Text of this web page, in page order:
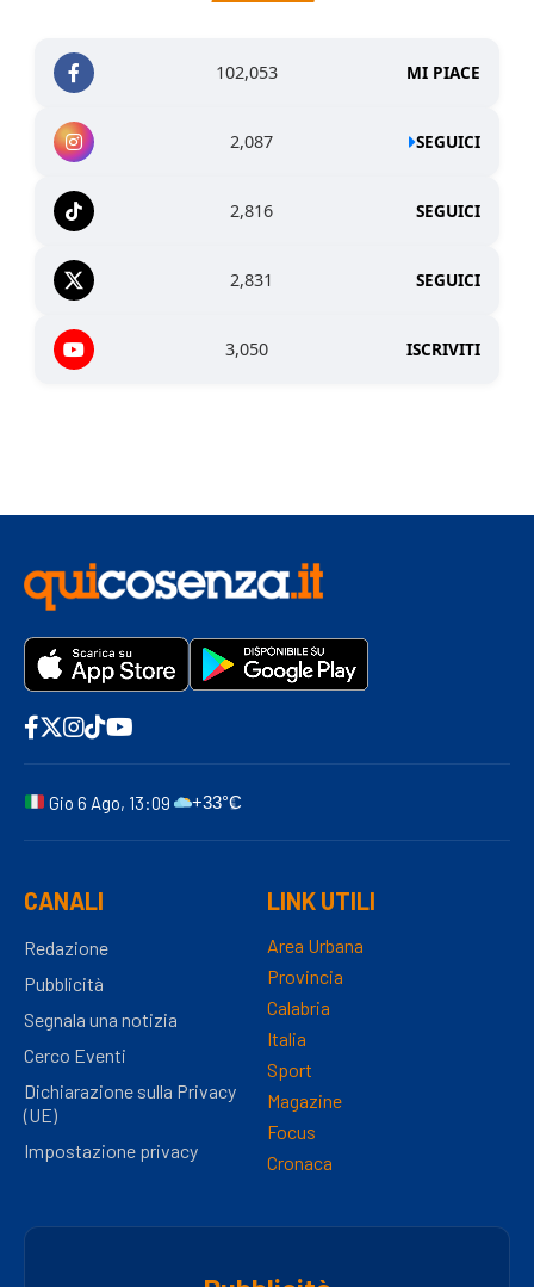
102,053 MI PIACE
2,087 SEGUICI
2,816 SEGUICI
2,831 SEGUICI
3,050 ISCRIVITI
Gio 6 Ago, 13:09 +33°C
CANALI
Redazione
Pubblicità
Segnala una notizia
Cerco Eventi
Dichiarazione sulla Privacy
(UE)
Impostazione privacy
LINK UTILI
Area Urbana
Provincia
Calabria
Italia
Sport
Magazine
Focus
Cronaca